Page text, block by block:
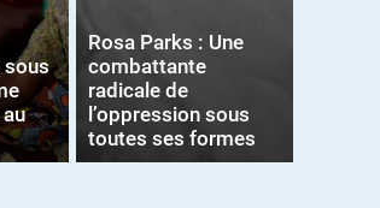
sous
Rosa Parks : Une
combattante
radicale de
l’oppression sous
toutes ses formes